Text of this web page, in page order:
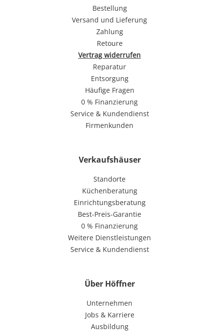
Bestellung
Versand und Lieferung
Zahlung
Retoure
Vertrag widerrufen
Reparatur
Entsorgung
Häufige Fragen
0 % Finanzierung
Service & Kundendienst
Firmenkunden
Verkaufshäuser
Standorte
Küchenberatung
Einrichtungsberatung
Best-Preis-Garantie
0 % Finanzierung
Weitere Dienstleistungen
Service & Kundendienst
Über Höffner
Unternehmen
Jobs & Karriere
Ausbildung